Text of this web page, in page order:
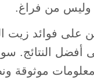
على فوائد زيت
أفضل النتائج.
موثوقة